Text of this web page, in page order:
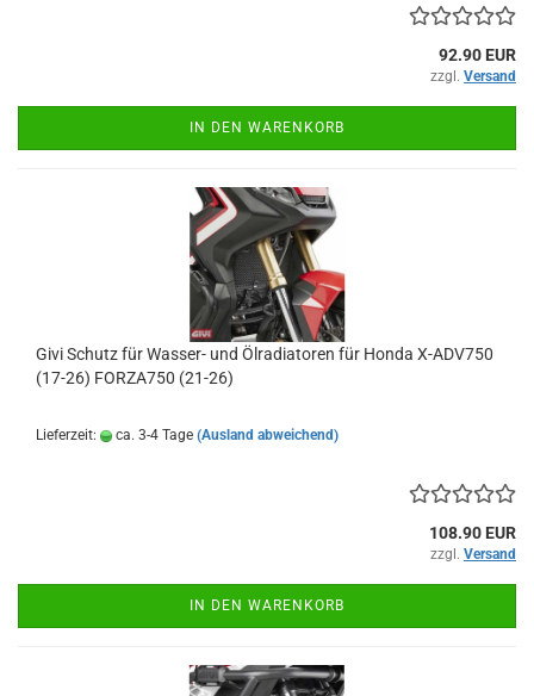
92.90 EUR
zzgl. Versand
IN DEN WARENKORB
Givi Schutz für Wasser- und Ölradiatoren für Honda X-ADV750
(17-26) FORZA750 (21-26)
Lieferzeit: ca. 3-4 Tage (Ausland abweichend)
108.90 EUR
zzgl. Versand
IN DEN WARENKORB